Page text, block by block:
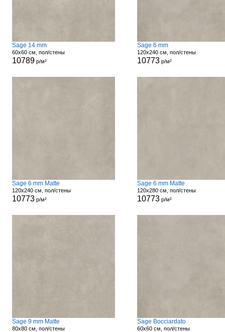
Sage 14 mm
60x60 см, пол/стены
10789р/м²
Sage 6 mm
120x240 см, пол/стены
10773р/м²
Sage 6 mm Matte
120x240 см, пол/стены
10773р/м²
Sage 6 mm Matte
120x280 см, пол/стены
10773р/м²
Sage 9 mm Matte
80x80 см, пол/стены
Sage Bocciardato
60x60 см, пол/стены